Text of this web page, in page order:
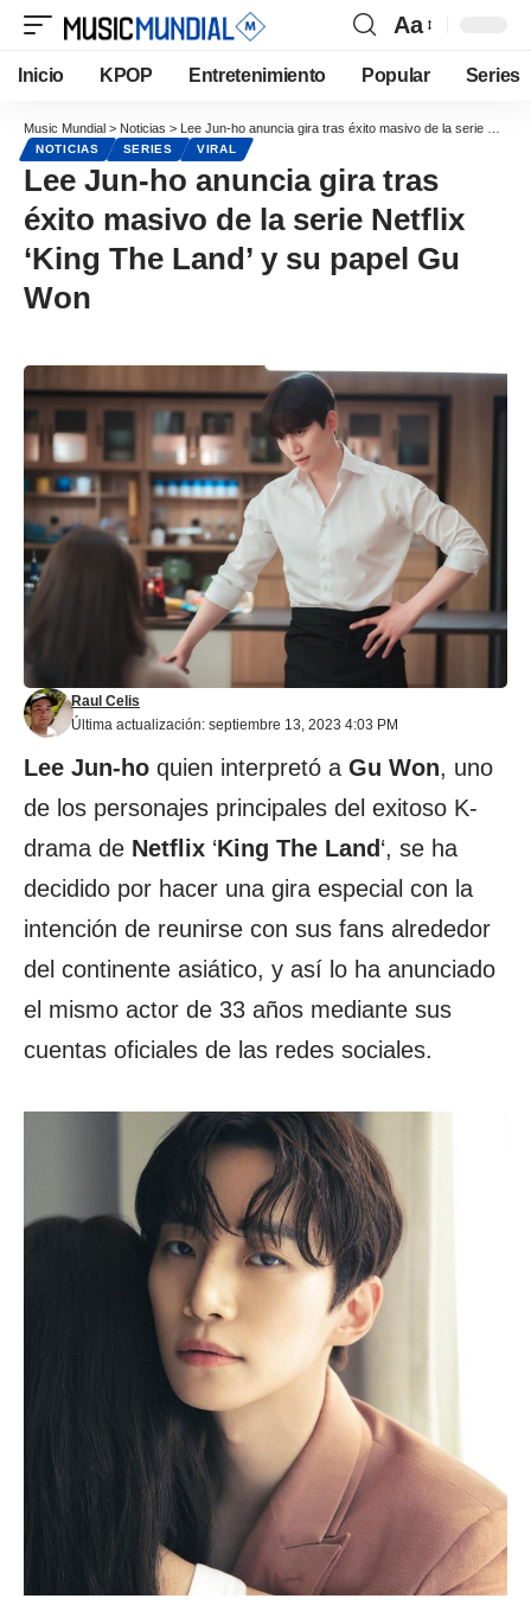
Aa
Inicio KPOP Entretenimiento Popular Series
Music Mundial > Noticias > Lee Jun-ho anuncia gira tras éxito masivo de la serie Netflix ‘King The Land’ y su papel Gu Won
NOTICIAS SERIES VIRAL
Lee Jun-ho anuncia gira tras
éxito masivo de la serie Netflix
‘King The Land’ y su papel Gu
Won
Última actualización: septiembre 13, 2023 4:03 PM
Raul Celis
Lee Jun-ho quien interpretó a Gu Won, uno
de los personajes principales del exitoso K-
drama de Netflix ‘King The Land ‘, se ha
decidido por hacer una gira especial con la
intención de reunirse con sus fans alrededor
del continente asiático, y así lo ha anunciado
el mismo actor de 33 años mediante sus
cuentas oficiales de las redes sociales.